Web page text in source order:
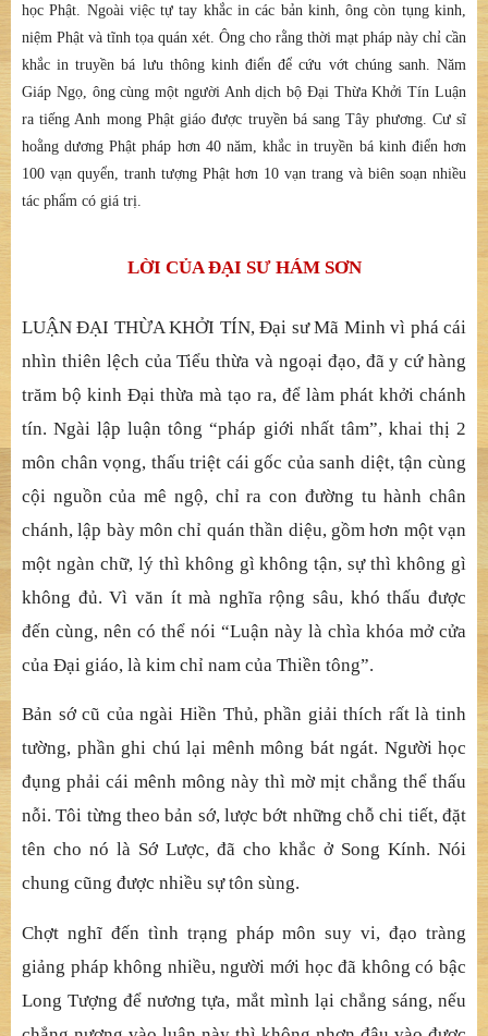
học Phật. Ngoài việc tự tay khắc in các bản kinh, ông còn tụng kinh,
niệm Phật và tĩnh tọa quán xét. Ông cho rằng thời mạt pháp này chỉ cần
khắc in truyền bá lưu thông kinh điển để cứu vớt chúng sanh. Năm
Giáp Ngọ, ông cùng một người Anh dịch bộ Đại Thừa Khởi Tín Luận
ra tiếng Anh mong Phật giáo được truyền bá sang Tây phương. Cư sĩ
hoằng dương Phật pháp hơn 40 năm, khắc in truyền bá kinh điển hơn
100 vạn quyển, tranh tượng Phật hơn 10 vạn trang và biên soạn nhiều
tác phẩm có giá trị.
LỜI CỦA ĐẠI SƯ HÁM SƠN
LUẬN ĐẠI THỪA KHỞI TÍN, Đại sư Mã Minh vì phá cái
nhìn thiên lệch của Tiểu thừa và ngoại đạo, đã y cứ hàng
trăm bộ kinh Đại thừa mà tạo ra, để làm phát khởi chánh
tín. Ngài lập luận tông “pháp giới nhất tâm”, khai thị 2
môn chân vọng, thấu triệt cái gốc của sanh diệt, tận cùng
cội nguồn của mê ngộ, chỉ ra con đường tu hành chân
chánh, lập bày môn chỉ quán thần diệu, gồm hơn một vạn
một ngàn chữ, lý thì không gì không tận, sự thì không gì
không đủ. Vì văn ít mà nghĩa rộng sâu, khó thấu được
đến cùng, nên có thể nói “Luận này là chìa khóa mở cửa
của Đại giáo, là kim chỉ nam của Thiền tông”.
Bản sớ cũ của ngài Hiền Thủ, phần giải thích rất là tinh
tường, phần ghi chú lại mênh mông bát ngát. Người học
đụng phải cái mênh mông này thì mờ mịt chẳng thể thấu
nỗi. Tôi từng theo bản sớ, lược bớt những chỗ chi tiết, đặt
tên cho nó là Sớ Lược, đã cho khắc ở Song Kính. Nói
chung cũng được nhiều sự tôn sùng.
Chợt nghĩ đến tình trạng pháp môn suy vi, đạo tràng
giảng pháp không nhiều, người mới học đã không có bậc
Long Tượng để nương tựa, mắt mình lại chẳng sáng, nếu